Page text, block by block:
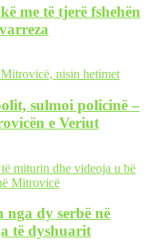
me të tjerë fshehën
sulmoi policinë –
e Veriut
nga dy serbë në
të dyshuarit